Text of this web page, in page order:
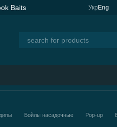
Baits
Укр Eng
Бойлы насадочные Pop-up